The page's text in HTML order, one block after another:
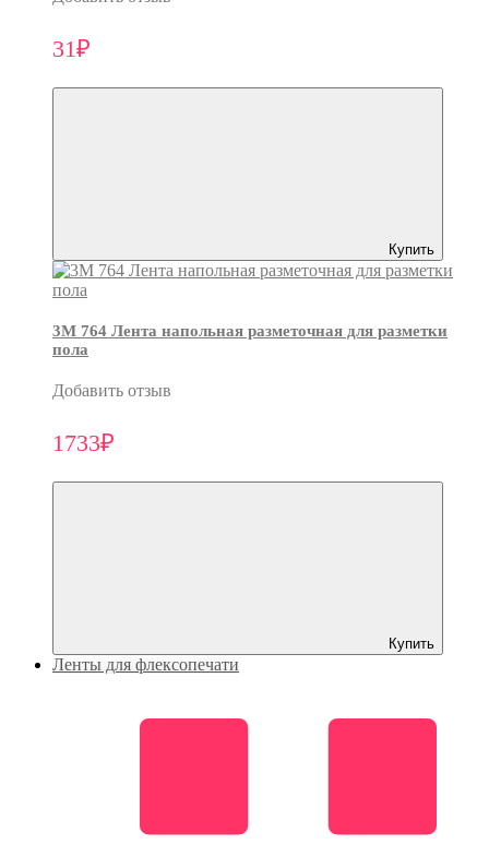
31₽
Купить
3M 764 Лента напольная разметочная для разметки
пола
Добавить отзыв
1733₽
Купить
Ленты для флексопечати